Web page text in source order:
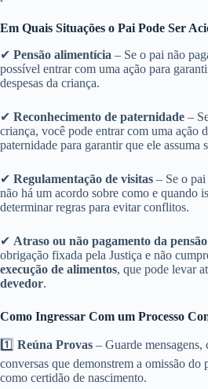
Em Quais Situações o Pai Pode Ser
✔ Pensão alimentícia – Se o pai não
possível entrar com uma ação para
despesas da criança.
✔ Reconhecimento de paternidade –
criança, você pode entrar com uma ação
paternidade para garantir que ele assuma
✔ Regulamentação de visitas – Se o
não há um acordo sobre como e quando
determinar regras para evitar conflitos.
✔ Atraso ou não pagamento da pensão
obrigação fixada pela Justiça e não
execução de alimentos, que pode levar
devedor.
Como Ingressar Com um Processo
1️⃣ Reúna Provas – Guarde mensagens,
conversas que demonstrem a omissão do
como certidão de nascimento.